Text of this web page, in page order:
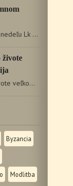
Čítanie z Evanjelia na 26. nedeľu Lk 12, 16 – 21 (zač.…
VIDEO Rozprávanie o živote veľkomučeníka Dimitrija
Byzancia
Modlitba